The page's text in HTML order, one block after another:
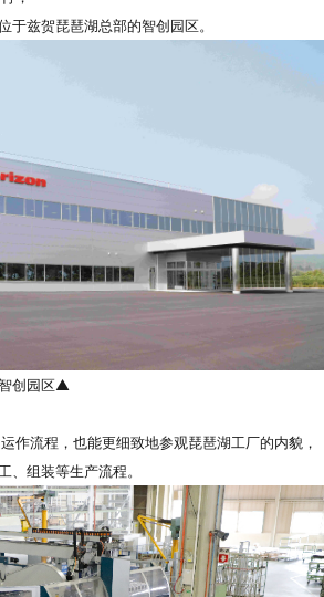
兹贺琵琶湖总部的智创园区。
创园区▲
作流程，也能更细致地参观琵琶湖工厂的内貌，
组装等生产流程。